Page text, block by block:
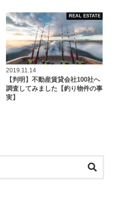
REAL ESTATE
2019.11.14
【判明】不動産賃貸会社100社へ
調査してみました【釣り物件の事
実】